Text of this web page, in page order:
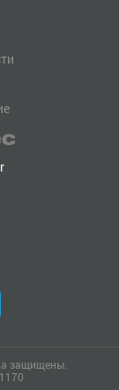
защищены.